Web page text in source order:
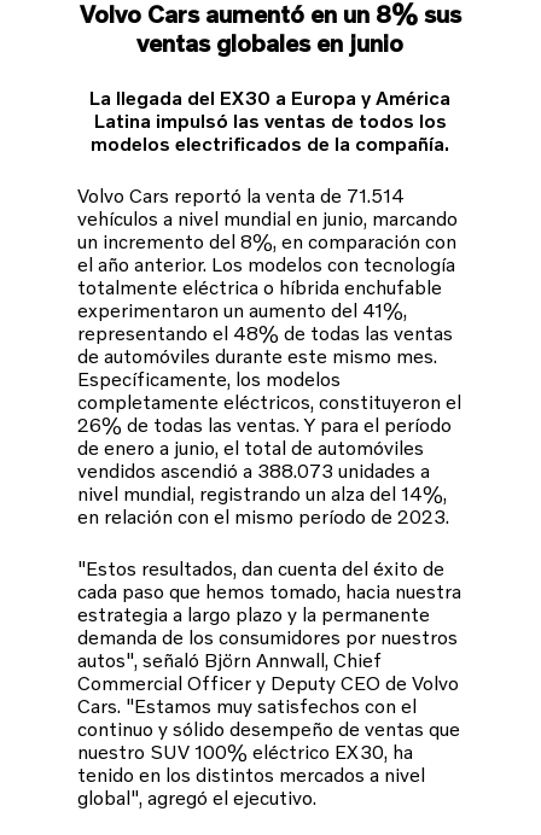
Volvo Cars aumentó en un 8% sus
ventas globales en junio
La llegada del EX30 a Europa y América
Latina impulsó las ventas de todos los
modelos electrificados de la compañía.
Volvo Cars reportó la venta de 71.514
vehículos a nivel mundial en junio, marcando
un incremento del 8%, en comparación con
el año anterior. Los modelos con tecnología
totalmente eléctrica o híbrida enchufable
experimentaron un aumento del 41%,
representando el 48% de todas las ventas
de automóviles durante este mismo mes.
Específicamente, los modelos
completamente eléctricos, constituyeron el
26% de todas las ventas. Y para el período
de enero a junio, el total de automóviles
vendidos ascendió a 388.073 unidades a
nivel mundial, registrando un alza del 14%,
en relación con el mismo período de 2023.
"Estos resultados, dan cuenta del éxito de
cada paso que hemos tomado, hacia nuestra
estrategia a largo plazo y la permanente
demanda de los consumidores por nuestros
autos", señaló Björn Annwall, Chief
Commercial Officer y Deputy CEO de Volvo
Cars. "Estamos muy satisfechos con el
continuo y sólido desempeño de ventas que
nuestro SUV 100% eléctrico EX30, ha
tenido en los distintos mercados a nivel
global", agregó el ejecutivo.